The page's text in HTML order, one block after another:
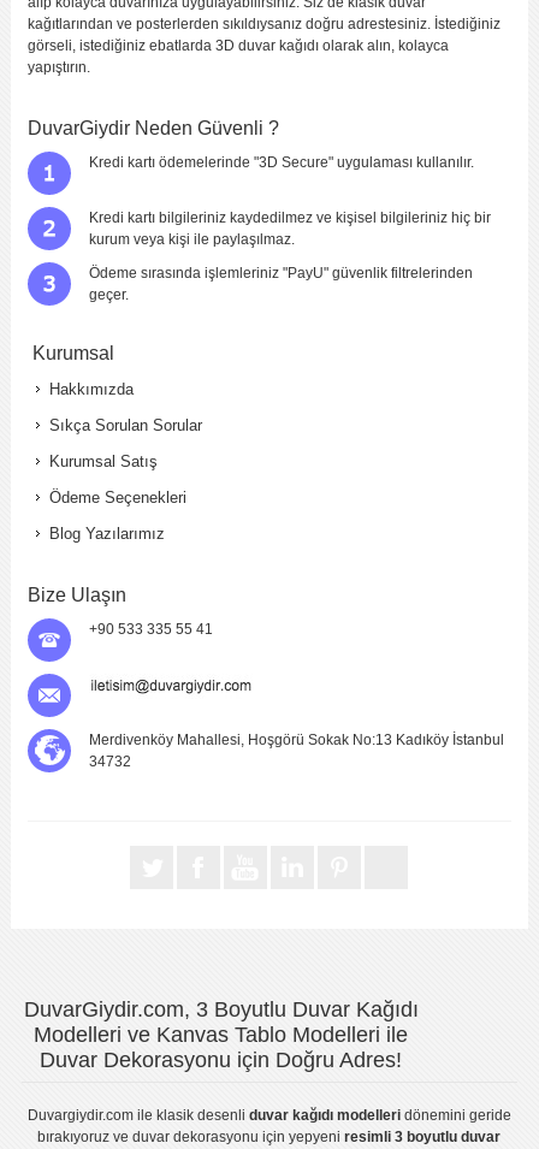
kağıtlarından ve posterlerden sıkıldıysanız doğru adrestesiniz. İstediğiniz
görseli, istediğiniz ebatlarda 3D duvar kağıdı olarak alın, kolayca
yapıştırın.
DuvarGiydir Neden Güvenli ?
Kredi kartı ödemelerinde "3D Secure" uygulaması kullanılır.
Kredi kartı bilgileriniz kaydedilmez ve kişisel bilgileriniz hiç bir
kurum veya kişi ile paylaşılmaz.
Ödeme sırasında işlemleriniz "PayU" güvenlik filtrelerinden
geçer.
Kurumsal
Hakkımızda
Sıkça Sorulan Sorular
Kurumsal Satış
Ödeme Seçenekleri
Blog Yazılarımız
Bize Ulaşın
+90 533 335 55 41
Merdivenköy Mahallesi, Hoşgörü Sokak No:13 Kadıköy İstanbul
34732
DuvarGiydir.com, 3 Boyutlu Duvar Kağıdı
Modelleri ve Kanvas Tablo Modelleri ile
Duvar Dekorasyonu için Doğru Adres!
Duvargiydir.comile klasik desenli duvar kağıdı modelleridönemini geride
bırakıyoruz veduvar dekorasyonu için yepyeniresimli 3 boyutlu duvar